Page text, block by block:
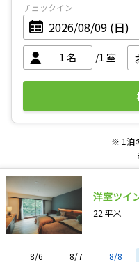
チェックイン
1 名 /1 室
※ 1泊
洋室ツ
22 平米
8/6 8/7 8/8